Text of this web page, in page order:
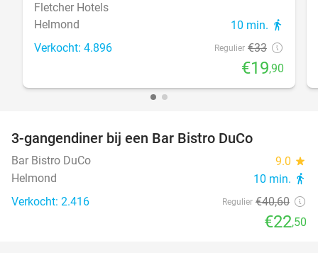
Fletcher Hotels
Helmond
10 min. directions_walk
Verkocht: 4.896 Regulier €33
€19,90
3-gangendiner bij een Bar Bistro DuCo
Bar Bistro DuCo 9.0 star
Helmond 10 min. directions_walk
Verkocht: 2.416 Regulier €40,60
€22,50